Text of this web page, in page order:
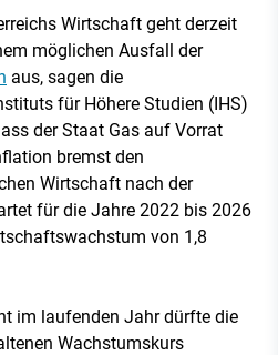
Wirtschaft geht derzeit
möglichen Ausfall der
aus, sagen die
für Höhere Studien (IHS)
der Staat Gas auf Vorrat
bremst den
Wirtschaft nach der
für die Jahre 2022 bis 2026
von 1,8
im laufenden Jahr dürfte die
Wachstumskurs